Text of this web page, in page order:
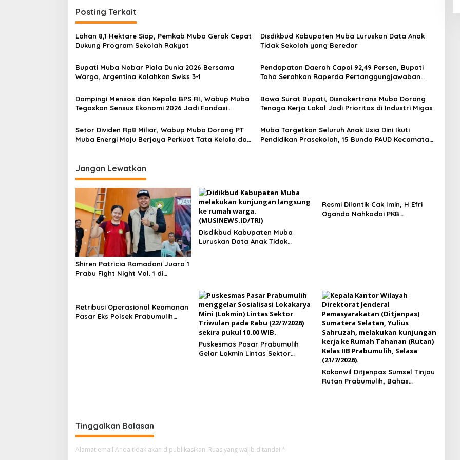
i
g
a
i
o
s
Posting Terkait
Lahan 8,1 Hektare Siap, Pemkab Muba Gerak Cepat
Dukung Program Sekolah Rakyat
Disdikbud Kabupaten Muba Luruskan Data Anak
Tidak Sekolah yang Beredar
Bupati Muba Nobar Piala Dunia 2026 Bersama
Warga, Argentina Kalahkan Swiss 3-1
Pendapatan Daerah Capai 92,49 Persen, Bupati
Toha Serahkan Raperda Pertanggungjawaban
Dampingi Mensos dan Kepala BPS RI, Wabup Muba
Tegaskan Sensus Ekonomi 2026 Jadi Fondasi
Bawa Surat Bupati, Disnakertrans Muba Dorong
Tenaga Kerja Lokal Jadi Prioritas di Industri Migas
Setor Dividen Rp8 Miliar, Wabup Muba Dorong PT
Muba Energi Maju Berjaya Perkuat Tata Kelola dan
Muba Targetkan Seluruh Anak Usia Dini Ikuti
Pendidikan Prasekolah, 15 Bunda PAUD Kecamatan
Jangan Lewatkan
Shiren Patricia Ramadani Juara 1
Prabu Fight Night Vol. 1 di
Disdikbud Kabupaten Muba
Luruskan Data Anak Tidak
Resmi Dilantik Cak Imin, H Efri
Oganda Nahkodai PKB
Retribusi Operasional Keamanan
Pasar Eks Polsek Prabumulih
Puskesmas Pasar Prabumulih
Gelar Lokmin Lintas Sektor
Kakanwil Ditjenpas Sumsel Tinjau
Rutan Prabumulih, Bahas
Tinggalkan Balasan
Alamat email Anda tidak akan dipublikasikan. Ruas yang wajib ditandai *